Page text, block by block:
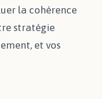
la cohérence
stratégie
et vos